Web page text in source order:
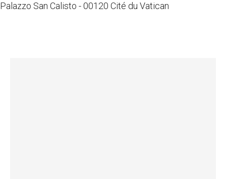
Palazzo San Calisto - 00120 Cité du Vatican